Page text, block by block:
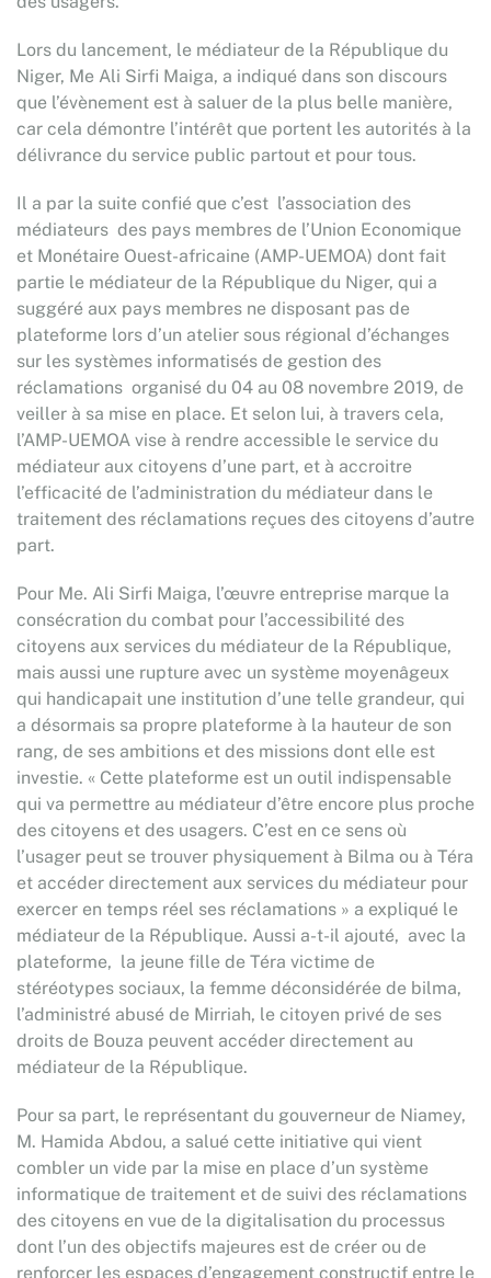
Lors du lancement, le médiateur de la République du
Niger, Me Ali Sirfi Maiga, a indiqué dans son discours
que l’évènement est à saluer de la plus belle manière,
car cela démontre l’intérêt que portent les autorités à la
délivrance du service public partout et pour tous.
Il a par la suite confié que c’est l’association des
médiateurs des pays membres de l’Union Economique
et Monétaire Ouest-africaine (AMP-UEMOA) dont fait
partie le médiateur de la République du Niger, qui a
suggéré aux pays membres ne disposant pas de
plateforme lors d’un atelier sous régional d’échanges
sur les systèmes informatisés de gestion des
réclamations organisé du 04 au 08 novembre 2019, de
veiller à sa mise en place. Et selon lui, à travers cela,
l’AMP-UEMOA vise à rendre accessible le service du
médiateur aux citoyens d’une part, et à accroitre
l’efficacité de l’administration du médiateur dans le
traitement des réclamations reçues des citoyens d’autre
part.
Pour Me. Ali Sirfi Maiga, l’œuvre entreprise marque la
consécration du combat pour l’accessibilité des
citoyens aux services du médiateur de la République,
mais aussi une rupture avec un système moyenâgeux
qui handicapait une institution d’une telle grandeur, qui
a désormais sa propre plateforme à la hauteur de son
rang, de ses ambitions et des missions dont elle est
investie. « Cette plateforme est un outil indispensable
qui va permettre au médiateur d’être encore plus proche
des citoyens et des usagers. C’est en ce sens où
l’usager peut se trouver physiquement à Bilma ou à Téra
et accéder directement aux services du médiateur pour
exercer en temps réel ses réclamations » a expliqué le
médiateur de la République. Aussi a-t-il ajouté, avec la
plateforme, la jeune fille de Téra victime de
stéréotypes sociaux, la femme déconsidérée de bilma,
l’administré abusé de Mirriah, le citoyen privé de ses
droits de Bouza peuvent accéder directement au
médiateur de la République.
Pour sa part, le représentant du gouverneur de Niamey,
M. Hamida Abdou, a salué cette initiative qui vient
combler un vide par la mise en place d’un système
informatique de traitement et de suivi des réclamations
des citoyens en vue de la digitalisation du processus
dont l’un des objectifs majeures est de créer ou de
renforcer les espaces d’engagement constructif entre le